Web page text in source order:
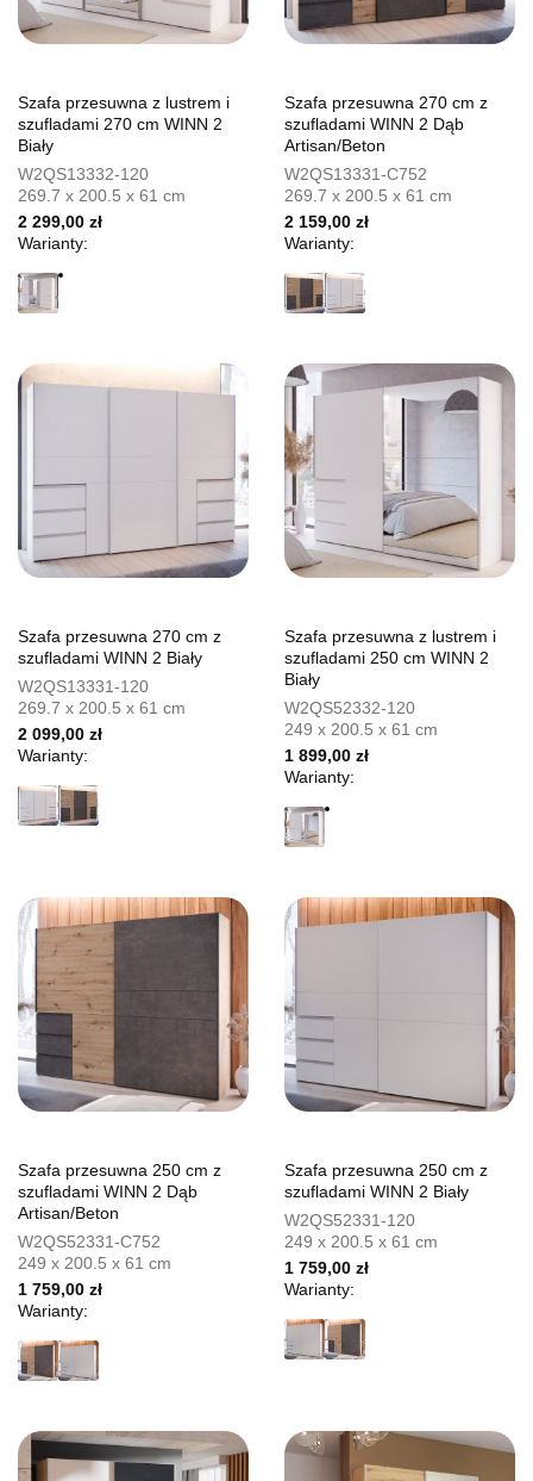
Szafa przesuwna z lustrem i
szufladami 270 cm WINN 2
Biały
W2QS13332-120
269.7 x 200.5 x 61 cm
2 299,00 zł
Warianty:
Szafa przesuwna 270 cm z
szufladami WINN 2 Dąb
Artisan/Beton
W2QS13331-C752
269.7 x 200.5 x 61 cm
2 159,00 zł
Warianty:
Szafa przesuwna 270 cm z
szufladami WINN 2 Biały
W2QS13331-120
269.7 x 200.5 x 61 cm
2 099,00 zł
Warianty:
Szafa przesuwna z lustrem i
szufladami 250 cm WINN 2
Biały
W2QS52332-120
249 x 200.5 x 61 cm
1 899,00 zł
Warianty:
Szafa przesuwna 250 cm z
szufladami WINN 2 Dąb
Artisan/Beton
W2QS52331-C752
249 x 200.5 x 61 cm
1 759,00 zł
Warianty:
Szafa przesuwna 250 cm z
szufladami WINN 2 Biały
W2QS52331-120
249 x 200.5 x 61 cm
1 759,00 zł
Warianty: